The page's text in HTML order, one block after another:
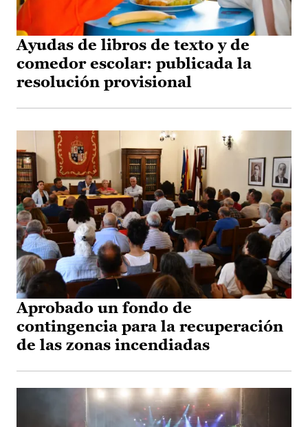
Ayudas de libros de texto y de
comedor escolar: publicada la
resolución provisional
Aprobado un fondo de
contingencia para la recuperación
de las zonas incendiadas